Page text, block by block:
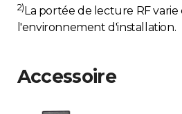
2)La portée de lecture RF
l'environnement d'installation.
Accessoire